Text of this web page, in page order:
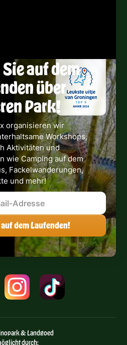
auf dem
über
Park!
organisieren wir
Workshops,
Aktivitäten und
wie Camping auf dem
Fackelwanderungen,
und mehr!
& Landgoed
durch: